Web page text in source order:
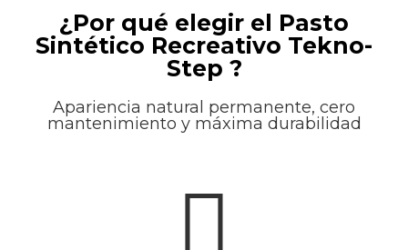
¿Por qué elegir el Pasto
Sintético Recreativo Tekno-
Step ?
Apariencia natural permanente, cero
mantenimiento y máxima durabilidad